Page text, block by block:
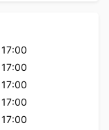
17:00
17:00
17:00
17:00
17:00